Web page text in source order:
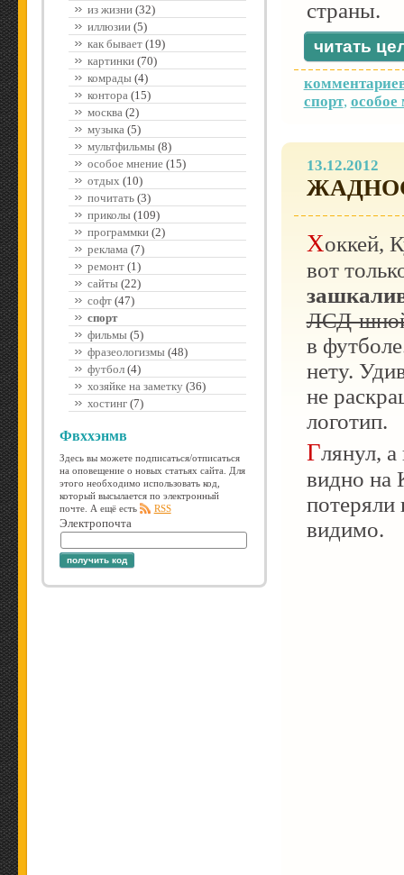
из жизни(32)
иллюзии(5)
как бывает(19)
картинки(70)
комрады(4)
контора(15)
москва(2)
музыка(5)
мультфильмы(8)
особое мнение(15)
отдых (10)
почитать(3)
приколы(109)
программки(2)
реклама(7)
ремонт(1)
сайты(22)
софт(47)
спорт
фильмы(5)
фразеологизмы(48)
футбол(4)
хозяйке на заметку(36)
хостинг(7)
Фвххэнмв
Здесь вы можете подписаться/отписаться
на оповещение о новых статьях сайта. Для
этого необходимо использовать код,
который высылается по электронный
почте. А ещё есть
RSS
Электропочта
получить код
страны.
читать
спорт, особое
13.12.2012
Хоккей, Кубок Первого Канала, наши со шведами,
вот
ЛСД-
в
нету.
не
логотип.
Глянул, а как там у них, на загнивающем западе. Как
видно на
видимо.